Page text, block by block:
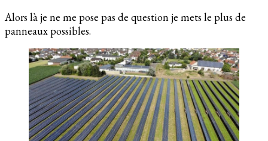
Alors là je ne me pose pas de question je mets le plus de
panneaux possibles.